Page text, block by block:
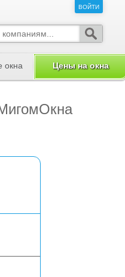
ВОЙТИ
окна Цены на окна
ВОЙТИ